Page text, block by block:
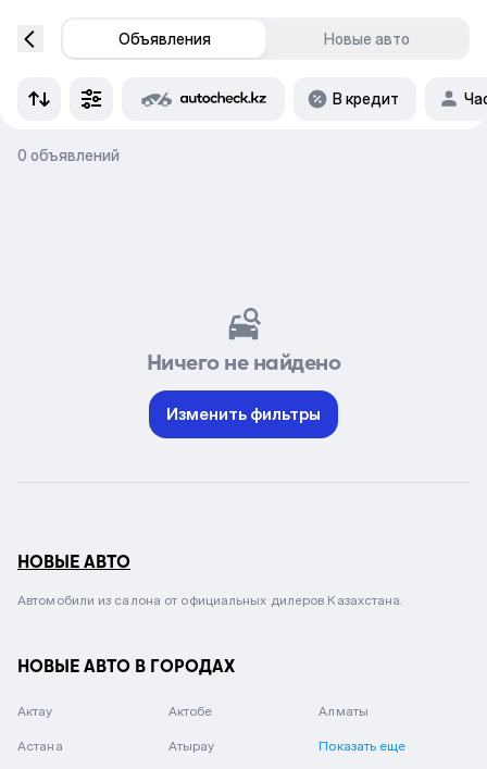
Объявления Новые авто
В кредит
0 объявлений
Ничего не найдено
Изменить фильтры
НОВЫЕ АВТО
Автомобили из салона от официальных дилеров Казахстана.
НОВЫЕ АВТО В ГОРОДАХ
Актау Актобе Алматы
Астана Атырау Показать еще